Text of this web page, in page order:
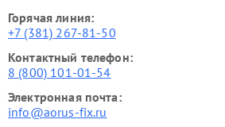
Горячая линия:
+7 (381) 267-81-50
Контактный телефон:
8 (800) 101-01-54
Электронная почта:
info@aorus-fix.ru